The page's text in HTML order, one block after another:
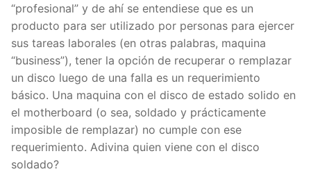
“profesional” y de ahí se entendiese que es un
producto para ser utilizado por personas para ejercer
sus tareas laborales (en otras palabras, maquina
“business”), tener la opción de recuperar o remplazar
un disco luego de una falla es un requerimiento
básico. Una maquina con el disco de estado solido en
el motherboard (o sea, soldado y prácticamente
imposible de remplazar) no cumple con ese
requerimiento. Adivina quien viene con el disco
soldado?